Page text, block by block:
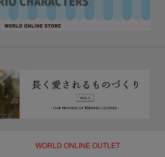
WORLD ONLINE OUTLET